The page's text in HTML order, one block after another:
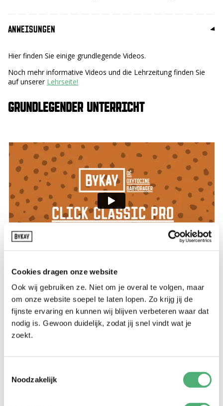
Cookies dragen onze website
Ook wij gebruiken ze. Niet om je overal te volgen, maar
om onze website soepel te laten lopen. Zo krijg jij de
fijnste ervaring en kunnen wij blijven verbeteren waar dat
nodig is. Gewoon duidelijk, zodat jij snel vindt wat je
zoekt.
Noodzakelijk
ANWEISUNGEN
Hier finden Sie einige grundlegende Videos.
Noch mehr informative Videos und die Lehrzeitung finden Sie
auf unserer Lehrseite!
GRUNDLEGENDER UNTERRICHT
CLICK CLASSIC PRO VS. CLICK DELUXE PRO